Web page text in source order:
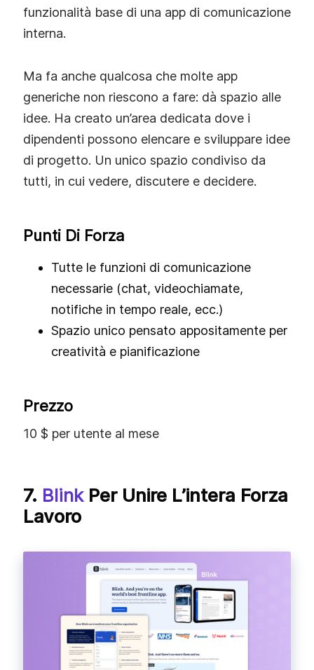
funzionalità base di una app di comunicazione
interna.
Ma fa anche qualcosa che molte app
generiche non riescono a fare: dà spazio alle
idee. Ha creato un’area dedicata dove i
dipendenti possono elencare e sviluppare idee
di progetto. Un unico spazio condiviso da
tutti, in cui vedere, discutere e decidere.
Punti Di Forza
Tutte le funzioni di comunicazione
necessarie (chat, videochiamate,
notifiche in tempo reale, ecc.)
Spazio unico pensato appositamente per
creatività e pianificazione
Prezzo
10 $ per utente al mese
7. BlinkPer Unire L’intera Forza
Lavoro